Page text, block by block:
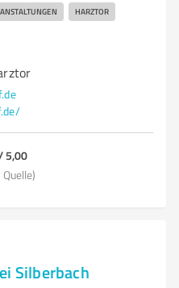
HARZTOR
5,00
Quelle)
Silberbach